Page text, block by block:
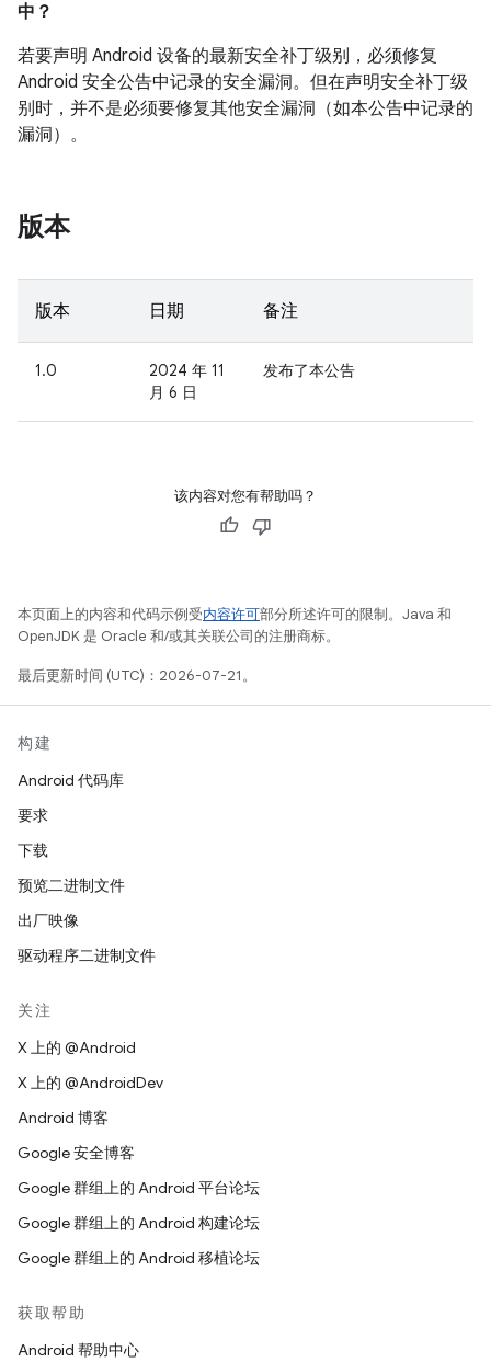
中？
若要声明 Android 设备的最新安全补丁级别，必须修复
Android 安全公告中记录的安全漏洞。但在声明安全补丁级
别时，并不是必须要修复其他安全漏洞（如本公告中记录的
漏洞）。
版本
版本 日期 备注
1.0
2024 年 11
月 6 日
发布了本公告
该内容对您有帮助吗？
本页面上的内容和代码示例受内容许可部分所述许可的限制。Java 和
OpenJDK 是 Oracle 和/或其关联公司的注册商标。
最后更新时间 (UTC)：2026-07-21。
构建
Android 代码库
要求
下载
预览二进制文件
出厂映像
驱动程序二进制文件
关注
X 上的 @Android
X 上的 @AndroidDev
Android 博客
Google 安全博客
Google 群组上的 Android 平台论坛
Google 群组上的 Android 构建论坛
Google 群组上的 Android 移植论坛
获取帮助
Android 帮助中心